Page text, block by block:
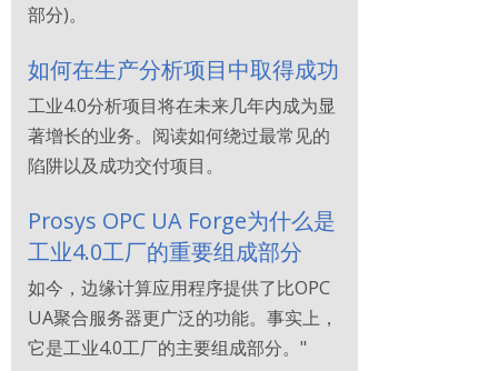
部分)。
如何在生产分析项目中取得成功
工业4.0分析项目将在未来几年内成为显
著增长的业务。阅读如何绕过最常见的
陷阱以及成功交付项目。
Prosys OPC UA Forge为什么是
工业4.0工厂的重要组成部分
如今，边缘计算应用程序提供了比OPC
UA聚合服务器更广泛的功能。事实上，
它是工业4.0工厂的主要组成部分。"